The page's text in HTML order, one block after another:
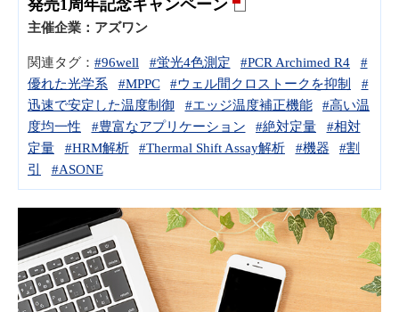
発売1周年記念キャンペーン
主催企業： アズワン
関連タグ： #96well #蛍光4色測定 #PCR Archimed R4
#
優れた光学系
#MPPC #ウェル間クロストークを抑制
#
迅速で安定した温度制御
#エッジ温度補正機能
#高い温
度均一性
#豊富なアプリケーション #絶対定量
#相対
定量
#HRM解析 #Thermal Shift Assay解析 #機器
#割
引
#ASONE